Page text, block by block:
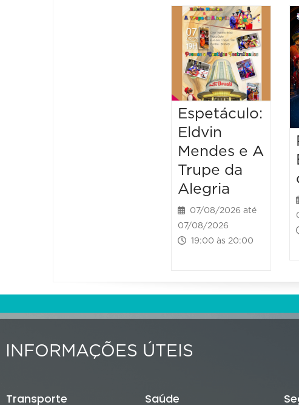
Espetáculo:
Eldvin
Mendes e A
Trupe da
Alegria
07/08/2026 até
07/08/2026
19:00 às 20:00
INFORMAÇÕES ÚTEIS
Transporte Saúde